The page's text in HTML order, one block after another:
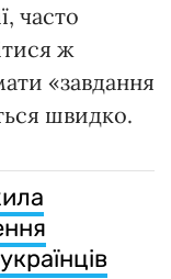
часто
ж
«завдання
швидко.